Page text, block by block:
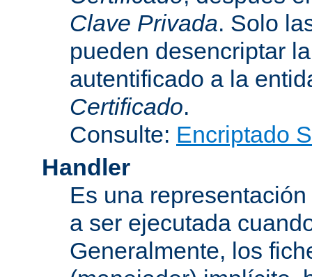
Clave Privada. Solo
pueden desencriptar
autentificado a la
Certificado.
Consulte: Encriptado
Handler
Es una
a ser ejecutada
Generalmente, los